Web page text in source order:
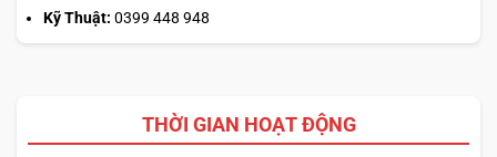
Kỹ Thuật: 0399 448 948
THỜI GIAN HOẠT ĐỘNG